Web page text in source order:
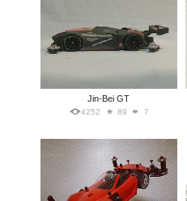
Jin-Bei GT
4252 89 7